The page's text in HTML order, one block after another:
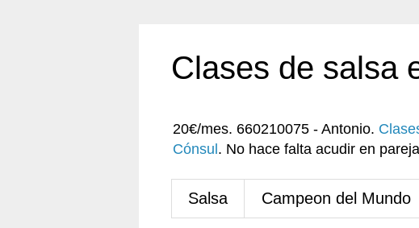
Clases de salsa
20€/mes. 660210075 - Antonio.
Cónsul . No hace falta acudir en
Salsa Campeon del Mundo